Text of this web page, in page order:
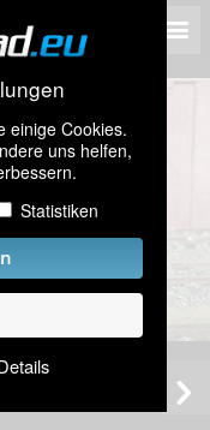
einige Cookies.
uns helfen,
Statistiken